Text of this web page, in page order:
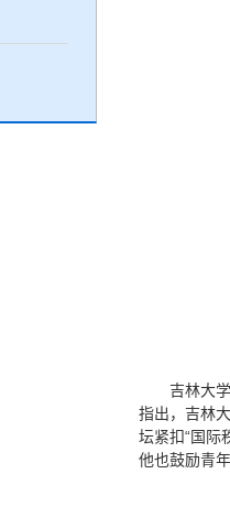
吉林大
指出，吉林
坛紧扣“国际
他也鼓励青